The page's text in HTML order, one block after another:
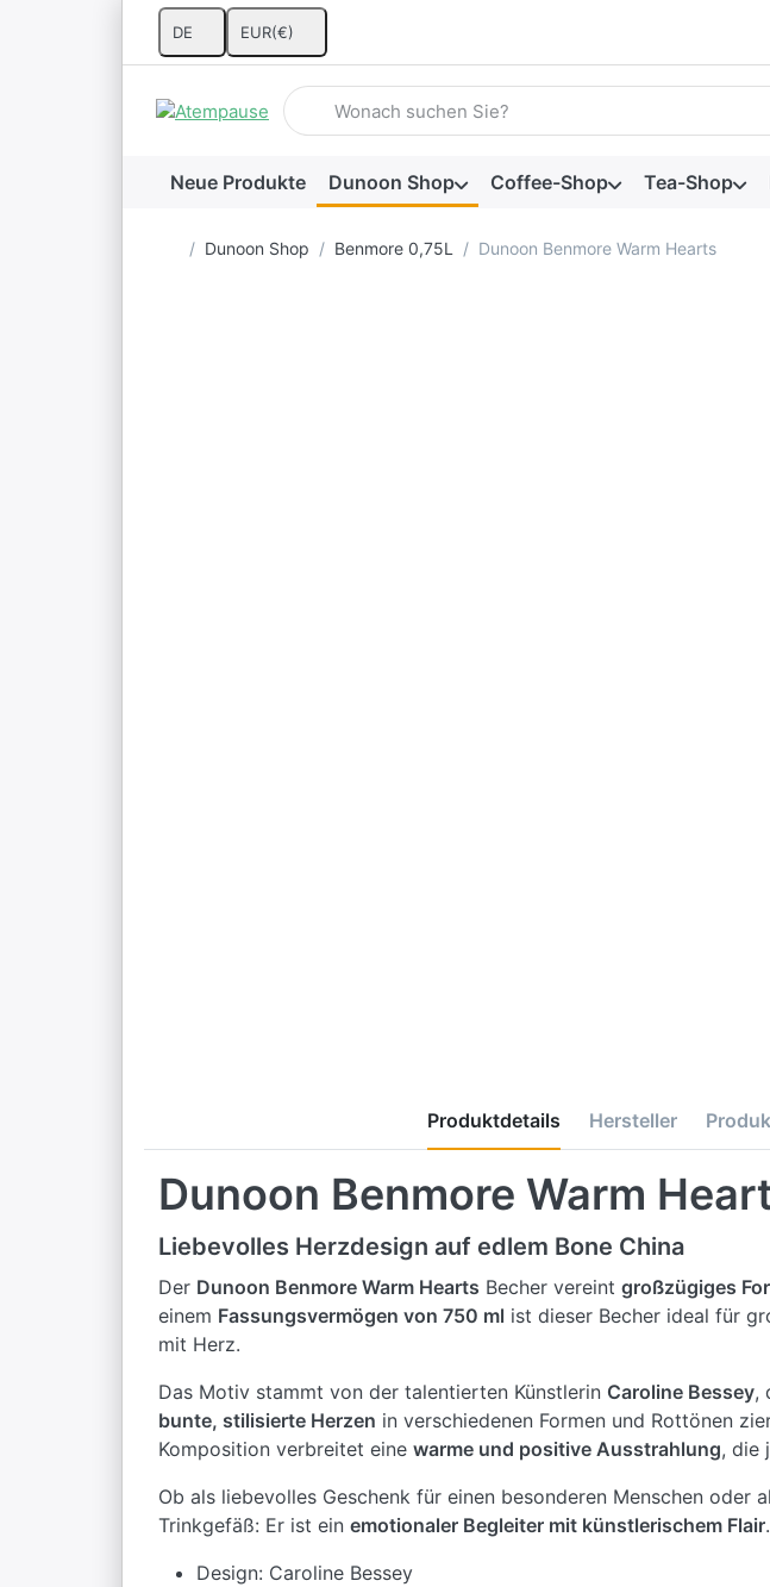
DE EUR(€)
Geben Sie einen Suchbegriff ein. Während Sie tippen,
Neue Produkte Dunoon Shop Coffee-Shop Tea-Shop
Startseite
Dunoon Shop Benmore 0,75L Dunoon Benmore Warm Hearts
Produktdetails Hersteller
Dunoon Benmore Warm
Liebevolles Herzdesign auf edlem Bone China
Der Dunoon Benmore Warm Hearts Becher vereint großzügiges
einem Fassungsvermögen von 750 ml ist dieser Becher ideal für
mit Herz.
Das Motiv stammt von der talentierten Künstlerin Caroline Bessey,
bunte, stilisierte Herzen in verschiedenen Formen und Rottönen
Komposition verbreitet eine warme und positive Ausstrahlung, die
Ob als liebevolles Geschenk für einen besonderen Menschen
Trinkgefäß: Er ist ein emotionaler Begleiter mit künstlerischem Flair.
Design: Caroline Bessey